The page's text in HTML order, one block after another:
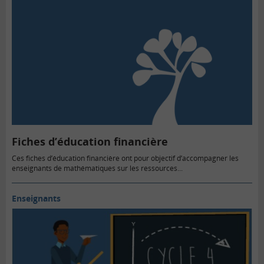
Fiches d’éducation financière
Ces fiches d’éducation financière ont pour objectif d’accompagner les
enseignants de mathématiques sur les ressources...
Enseignants